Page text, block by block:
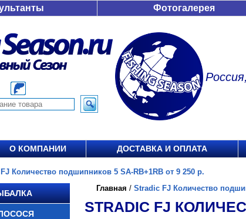
Фотогалерея
О КОМПАНИИ ДОСТАВКА И ОПЛАТА
Количество подшипников 5 SA-RB+1RB от 9 250 р.
Главная / Stradic FJ Количество
STRADIC FJ